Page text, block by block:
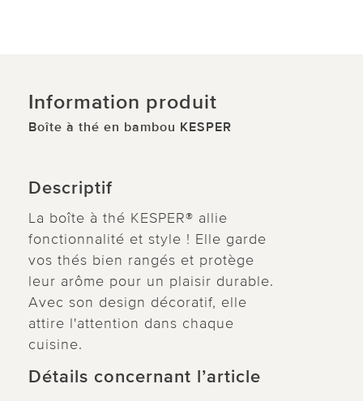
Information produit
Boîte à thé en bambou KESPER
Descriptif
La boîte à thé KESPER® allie
fonctionnalité et style ! Elle garde
vos thés bien rangés et protège
leur arôme pour un plaisir durable.
Avec son design décoratif, elle
attire l'attention dans chaque
cuisine.
Détails concernant l’article